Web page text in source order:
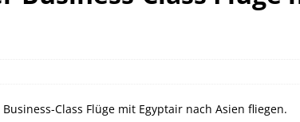
Class Flüge mit Egyptair nach Asien fliegen.